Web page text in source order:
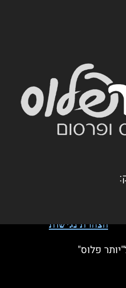
הצהרת נגישות
פלוס"